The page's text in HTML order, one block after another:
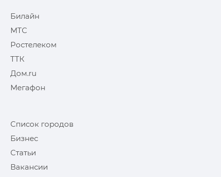
Билайн
МТС
Ростелеком
ТТК
Дом.ru
Мегафон
Список городов
Бизнес
Статьи
Вакансии